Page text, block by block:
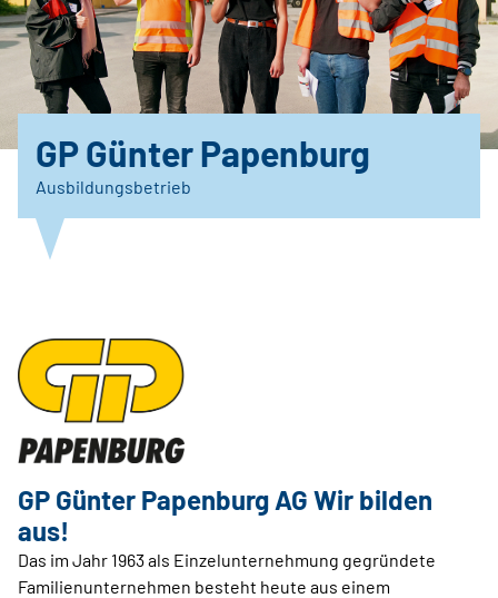
GP Günter Papenburg
Ausbildungsbetrieb
GP Günter Papenburg AG Wir bilden
aus!
Das im Jahr 1963 als Einzelunternehmung gegründete
Familienunternehmen besteht heute aus einem